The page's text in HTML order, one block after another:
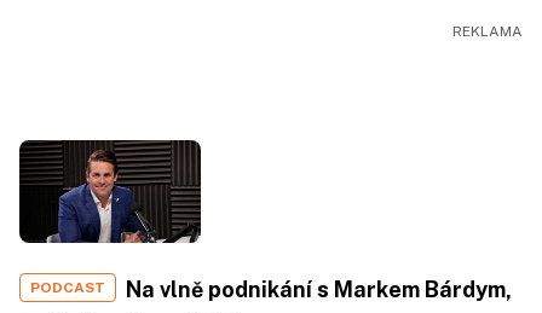
PODCAST
Na vlně podnikání s Markem Bárdym,